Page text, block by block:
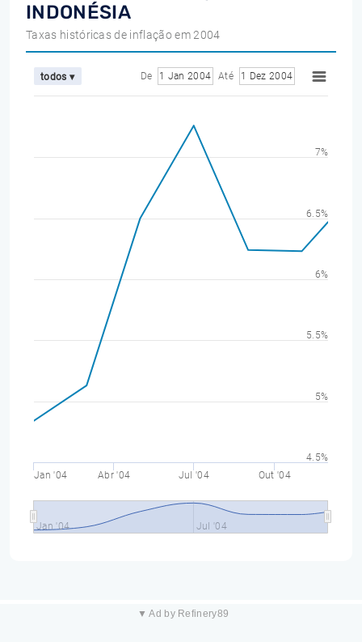
INDONÉSIA
Taxas históricas de inflação em 2004
todos ▾ De 1 Jan 2004 Até 1 Dez 2004
Jan '04 Abr '04 Jul '04 Out '04
Jan '04 Jul '04
4.5%
5%
5.5%
6%
6.5%
7%
▼ Ad by Refinery89